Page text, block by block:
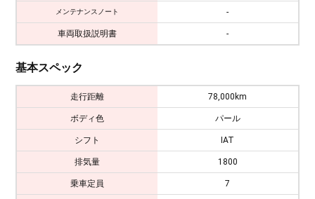
メンテナンスノート -
車両取扱説明書 -
基本スペック
走行距離 78,000km
ボディ色 パール
シフト IAT
排気量 1800
乗車定員 7